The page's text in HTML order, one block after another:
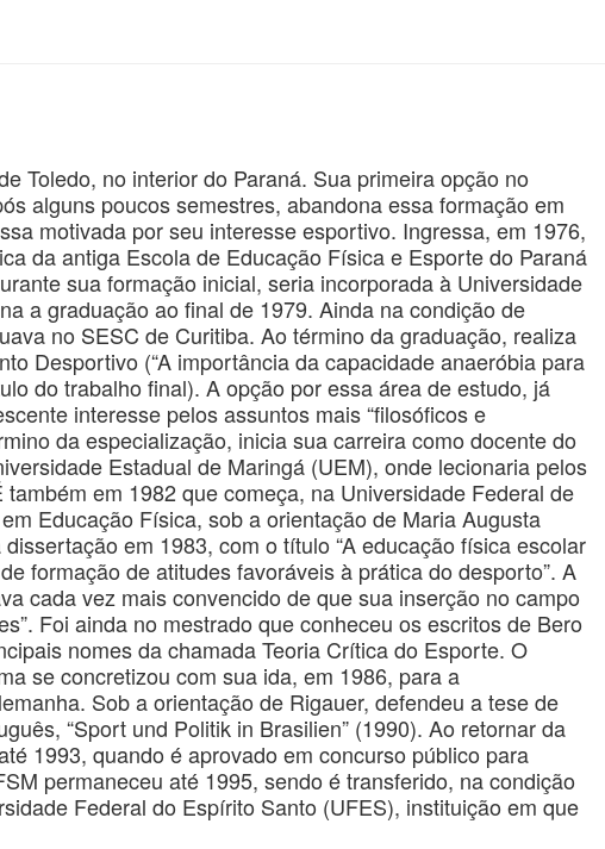
Toledo, no interior do Paraná. Sua primeira opção no
alguns poucos semestres, abandona essa formação em
motivada por seu interesse esportivo. Ingressa, em 1976,
da antiga Escola de Educação Física e Esporte do Paraná
sua formação inicial, seria incorporada à Universidade
a graduação ao final de 1979. Ainda na condição de
no SESC de Curitiba. Ao término da graduação, realiza
Desportivo (“A importância da capacidade anaeróbia para
do trabalho final). A opção por essa área de estudo, já
interesse pelos assuntos mais “filosóficos e
da especialização, inicia sua carreira como docente do
Estadual de Maringá (UEM), onde lecionaria pelos
em 1982 que começa, na Universidade Federal de
Educação Física, sob a orientação de Maria Augusta
em 1983, com o título “A educação física escolar
formação de atitudes favoráveis à prática do desporto”. A
cada vez mais convencido de que sua inserção no campo
Foi ainda no mestrado que conheceu os escritos de Bero
nomes da chamada Teoria Crítica do Esporte. O
se concretizou com sua ida, em 1986, para a
Sob a orientação de Rigauer, defendeu a tese de
“Sport und Politik in Brasilien” (1990). Ao retornar da
1993, quando é aprovado em concurso público para
permaneceu até 1995, sendo é transferido, na condição
Federal do Espírito Santo (UFES), instituição em que